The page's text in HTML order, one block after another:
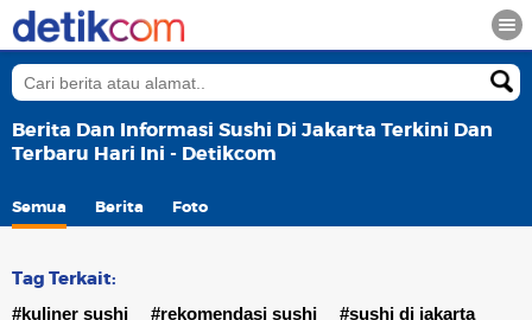
Berita Dan Informasi Sushi Di Jakarta Terkini Dan
Terbaru Hari Ini - Detikcom
Semua Berita Foto
Tag Terkait:
#kuliner sushi #rekomendasi sushi #sushi di jakarta